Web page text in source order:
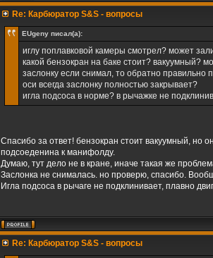
Re: Карбюратор S&S - вопросы
EUgeny писал(а):
иглу поплавковой камеры смотрел? может
какой бензокран на баке стоит? вакуумный?
заслонку если снимал, то обратно
оси всегда заслонку полностью закрывает?
игла подсоса в норме? в рычажке не
Спасибо за ответ! бензокран стоит вакуумный, но
подсоеденина к манифолду.
Думаю, тут дело не в кране, иначе такая же
Заслонка не снималась. но проверю, спасибо.
Игла подсоса в рычаге не подклинивает, плавно
Re: Карбюратор S&S - вопросы